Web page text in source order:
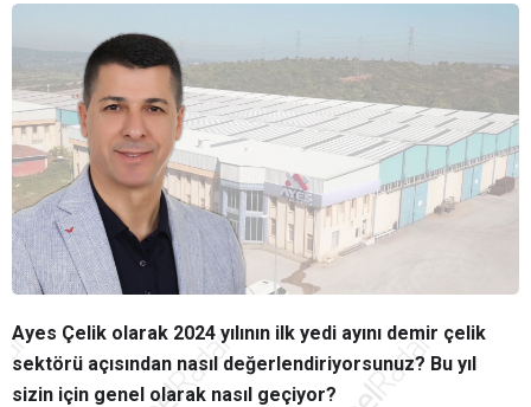
Ayes Çelik olarak 2024 yılının ilk yedi ayını demir çelik
sektörü açısından nasıl değerlendiriyorsunuz? Bu yıl
sizin için genel olarak nasıl geçiyor?